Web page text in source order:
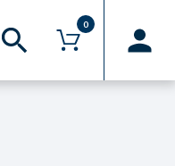
0